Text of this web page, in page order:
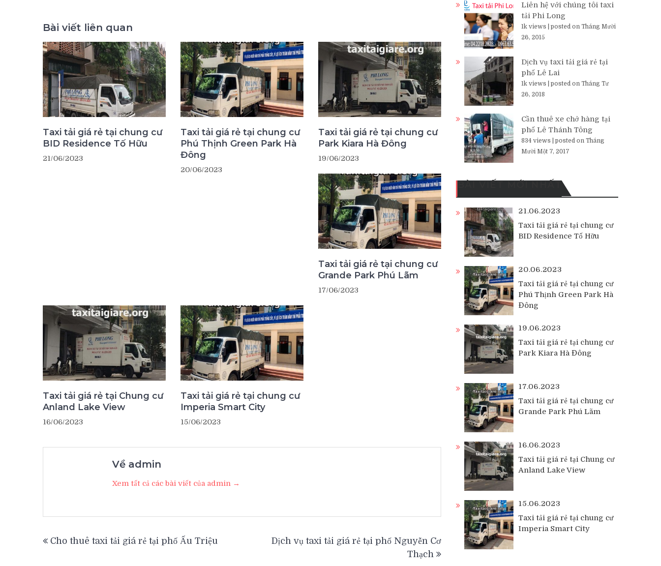
Bài viết liên quan
Taxi tải giá rẻ tại chung cư
BID Residence Tố Hữu
21/06/2023
Taxi tải giá rẻ tại chung cư
Phú Thịnh Green Park Hà
Đông
20/06/2023
Taxi tải giá rẻ tại chung cư
Park Kiara Hà Đông
19/06/2023
Taxi tải giá rẻ tại chung cư
Grande Park Phú Lãm
17/06/2023
Taxi tải giá rẻ tại Chung cư
Anland Lake View
16/06/2023
Taxi tải giá rẻ tại chung cư
Imperia Smart City
15/06/2023
Về admin
Xem tất cả các bài viết của admin →
hướng
Cho thuê taxi tải giá rẻ tại phố Ấu Triệu
Dịch vụ taxi tải giá rẻ tại phố Nguyễn Cơ
Thạch
Liên hệ với chúng tôi taxi
tải Phi Long
1k views
posted on Tháng Mười
26, 2015
Dịch vụ taxi tải giá rẻ tại
phố Lê Lai
1k views
posted on Tháng Tư
26, 2018
Cần thuê xe chở hàng tại
phố Lê Thánh Tông
834 views
posted on Tháng
Mười Một 7, 2017
BÀI VIẾT MỚI NHẤT
21.06.2023
Taxi tải giá rẻ tại chung cư
BID Residence Tố Hữu
20.06.2023
Taxi tải giá rẻ tại chung cư
Phú Thịnh Green Park Hà
Đông
19.06.2023
Taxi tải giá rẻ tại chung cư
Park Kiara Hà Đông
17.06.2023
Taxi tải giá rẻ tại chung cư
Grande Park Phú Lãm
16.06.2023
Taxi tải giá rẻ tại Chung cư
Anland Lake View
15.06.2023
Taxi tải giá rẻ tại chung cư
Imperia Smart City